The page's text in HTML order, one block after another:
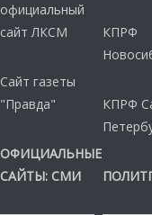
официальный
сайт ЛКСМ
Сайт газеты
"Правда"
ОФИЦИАЛЬНЫЕ
САЙТЫ: СМИ
КПРФ
КПРФ